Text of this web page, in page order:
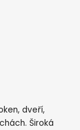
dveří,
Široká